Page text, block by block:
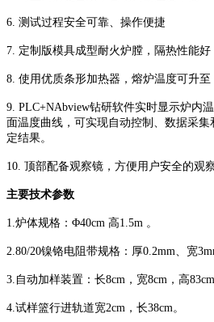
6. 测试过程安全可靠、操作便捷
7. 定制版模具成型耐火炉膛，隔热性能好
8. 使用优质条形加热器，熔炉温度可升
9. PLC+NAbview钻研软件实时显示炉内
面温度曲线，可实现自动控制、数据采集
定结果。
10. 顶部配备观察镜，方便用户安全的观
主要技术参数
1.炉体规格：Φ40cm 高1.5m 。
2.80/20镍铬电阻带规格：厚0.2mm、宽
3.自动加样装置：长8cm，宽8cm，高83cm
4.试样篮行进轨道宽2cm，长38cm。